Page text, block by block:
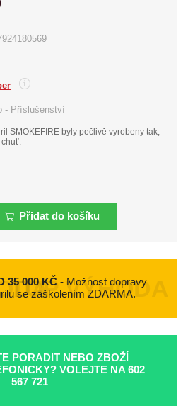
SMOKEFIRE byly pečlivě vyrobeny tak,
chuť.
Přidat do košíku
35 000 KČ - Možnost dopravy
se zaškolením ZDARMA.
PORADIT NEBO ZBOŽÍ
VOLEJTE NA602
567 721